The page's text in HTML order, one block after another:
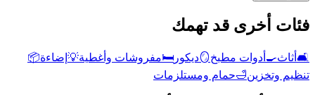
فئات أخرى قد تهمك
🛋️ أثاث🍳 أدوات مطبخ🪞ديكور 🛏️مفروشات وأغطية💡 إضاءة📦
تنظيم وتخزين🛁حمام ومستلزمات